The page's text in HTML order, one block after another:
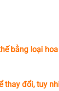
bằng loại
thay đổi, tuy